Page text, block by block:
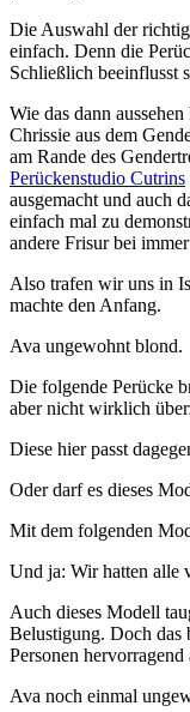
Die Auswahl der
einfach. Denn die
Schließlich beeinflusst
Wie das dann
Chrissie aus dem
am Rande des
Perückenstudio Cutrins
ausgemacht und auch
einfach mal zu
andere Frisur bei
Also trafen wir uns in
machte den Anfang.
Ava ungewohnt blond.
Die folgende Perücke
aber nicht wirklich
Diese hier passt
Oder darf es dieses
Mit dem folgenden
Und ja: Wir hatten alle
Auch dieses Modell
Belustigung. Doch das
Personen hervorragend
Ava noch einmal